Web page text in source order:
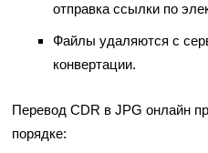
отправка ссылки по
Файлы удаляются с
конвертации.
Перевод CDR в JPG онлайн
порядке: